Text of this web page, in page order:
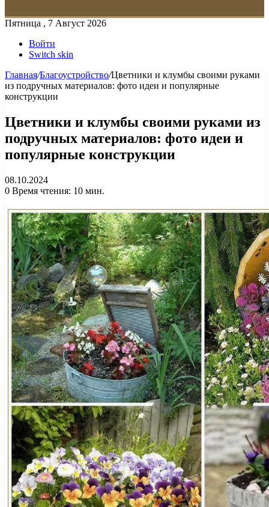
Пятница , 7 Август 2026
Войти
Switch skin
Главная/Благоустройство/Цветники и клумбы своими руками
из подручных материалов: фото идеи и популярные
конструкции
Цветники и клумбы своими руками из
подручных материалов: фото идеи и
популярные конструкции
08.10.2024
0 Время чтения: 10 мин.